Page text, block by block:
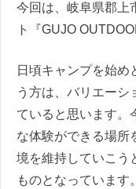
今回は、岐阜県郡上
ト『GUJO
日頃キャンプを始め
う方は、バリエーシ
ていると思います。
な体験ができる場所
境を維持していこう
ものとなっています。